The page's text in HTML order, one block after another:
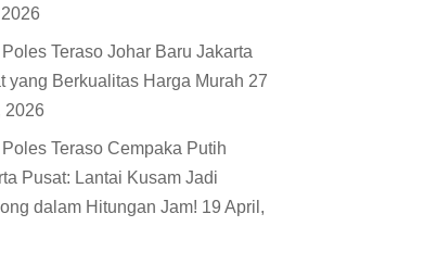
Teraso Johar Baru Jakarta
yang Berkualitas Harga Murah 27
2026
Teraso Cempaka Putih
Pusat: Lantai Kusam Jadi
dalam Hitungan Jam! 19 April,